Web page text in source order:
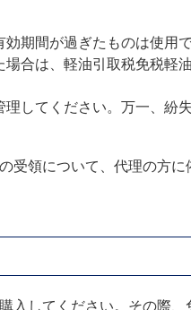
期間が過ぎたものは使用で
合は、軽油引取税免税軽
してください。万一、紛
領について、代理の方に
入してください。その際、